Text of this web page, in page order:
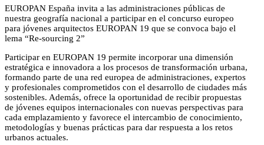
EUROPAN España invita a las administraciones públicas de
nuestra geografía nacional a participar en el concurso europeo
para jóvenes arquitectos EUROPAN 19 que se convoca bajo el
lema “Re-sourcing 2”
Participar en EUROPAN 19 permite incorporar una dimensión
estratégica e innovadora a los procesos de transformación urbana,
formando parte de una red europea de administraciones, expertos
y profesionales comprometidos con el desarrollo de ciudades más
sostenibles. Además, ofrece la oportunidad de recibir propuestas
de jóvenes equipos internacionales con nuevas perspectivas para
cada emplazamiento y favorece el intercambio de conocimiento,
metodologías y buenas prácticas para dar respuesta a los retos
urbanos actuales.